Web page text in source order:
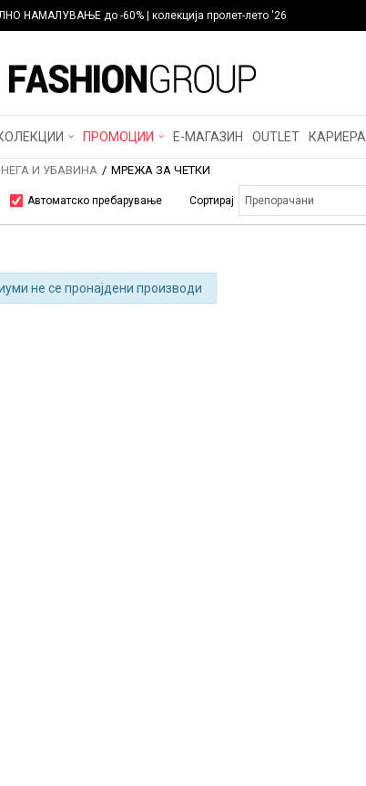
НАМАЛУВАЊЕ до -60% | колекција пролет-лето '26
ПРОМОЦИИ Е-МАГАЗИН OUTLET КАРИЕРА
И УБАВИНА МРЕЖА ЗА ЧЕТКИ
Автоматско пребарување Сортирај
не се пронајдени производи